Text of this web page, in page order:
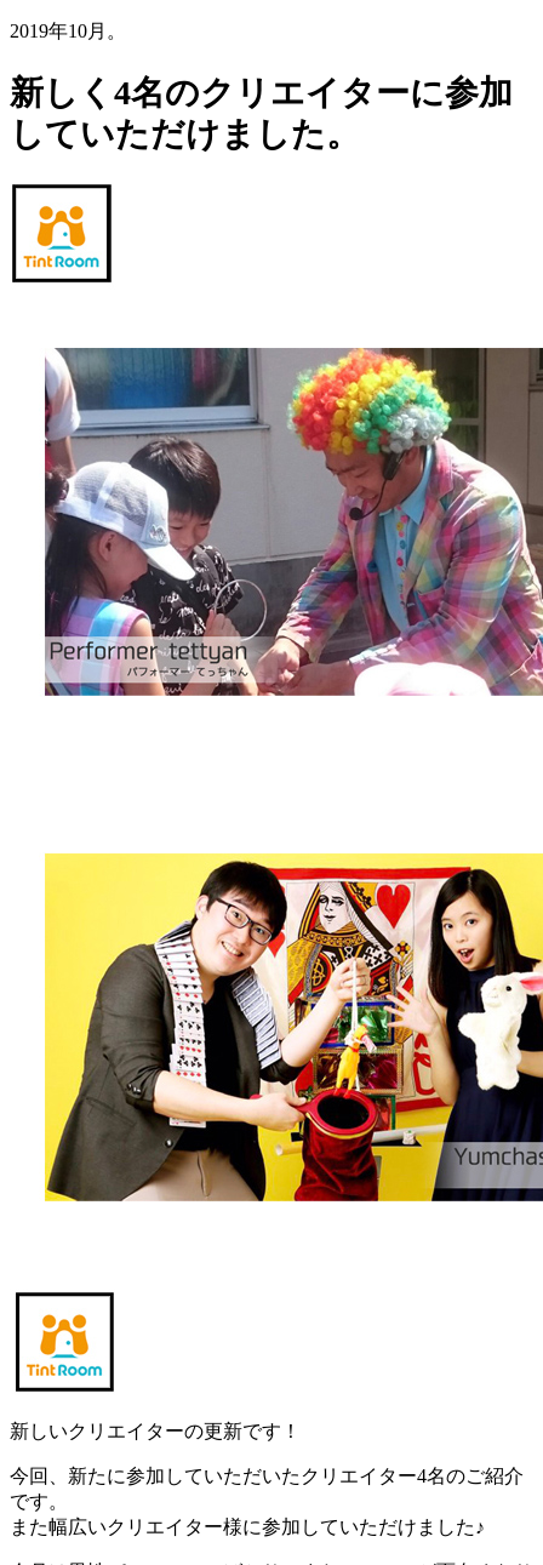
2019年10月。
新しく4名のクリエイターに参加
していただけました。
新しいクリエイターの更新です！
今回、新たに参加していただいたクリエイター4名のご紹介
です。
また幅広いクリエイター様に参加していただけました♪